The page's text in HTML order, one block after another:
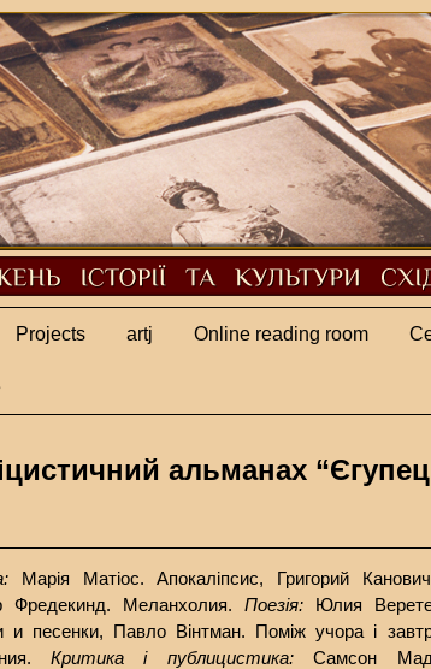
Projects artj Online reading room
альманах
Марiя Матiос. Апокаліпсис, Григорий
Фредекинд. Меланхолия. Поезія: Юлия
и песенки, Павло Вiнтман. Поміж учора і
Критика і публицистика:Самсон